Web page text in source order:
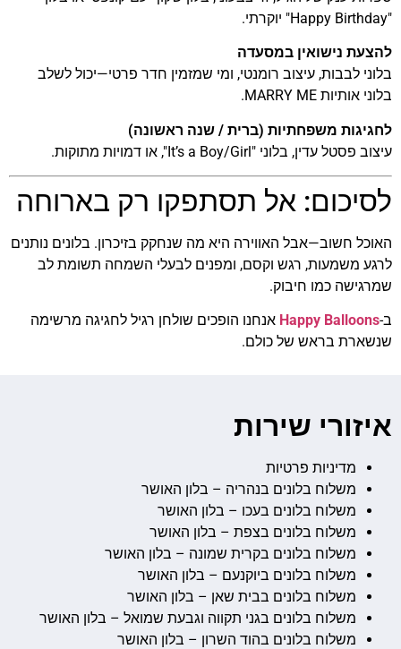
"Happy Birthday" יוקרתי.
להצעת נישואין במסעדה
בלוני לבבות, עיצוב רומנטי, ומי שמזמין חדר פרטי—יכול לשלב
בלוני אותיות MARRY ME.
לחגיגות משפחתיות (ברית / שנה ראשונה)
עיצוב פסטל עדין, בלוני "It’s a Boy/Girl", או דמויות מתוקות.
לסיכום: אל תסתפקו רק בארוחה
האוכל חשוב—אבל האווירה היא מה שנחקק בזיכרון. בלונים נותנים
לרגע משמעות, רגש וקסם, ומפנים לבעלי השמחה תשומת לב
שמרגישה כמו חיבוק.
ב-Happy Balloons אנחנו הופכים שולחן רגיל לחגיגה מרשימה
שנשארת בראש של כולם.
איזורי שירות
מדיניות פרטיות
משלוח בלונים בנהריה – בלון האושר
משלוח בלונים בעכו – בלון האושר
משלוח בלונים בצפת – בלון האושר
משלוח בלונים בקרית שמונה – בלון האושר
משלוח בלונים ביוקנעם – בלון האושר
משלוח בלונים בבית שאן – בלון האושר
משלוח בלונים בגני תקווה וגבעת שמואל – בלון האושר
משלוח בלונים בהוד השרון – בלון האושר